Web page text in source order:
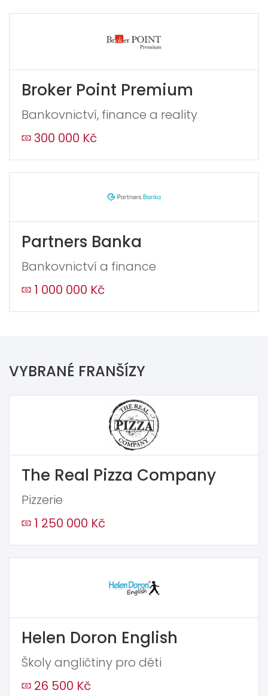
Broker Point Premium
Bankovnictví, finance a reality
300 000 Kč
Partners Banka
Bankovnictví a finance
1 000 000 Kč
VYBRANÉ FRANŠÍZY
The Real Pizza Company
Pizzerie
1 250 000 Kč
Helen Doron English
Školy angličtiny pro děti
26 500 Kč